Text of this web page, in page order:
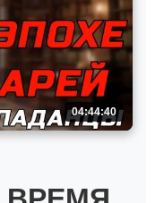
04:44:40